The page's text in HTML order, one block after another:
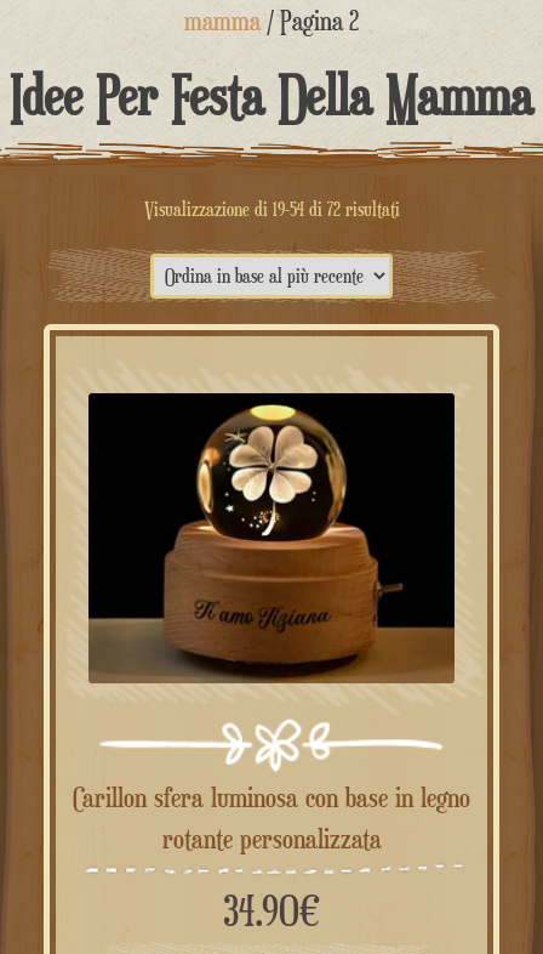
mamma/ Pagina 2
Idee Per Festa Della Mamma
Visualizzazione di 19-54 di 72 risultati
Carillon sfera luminosa con base in legno
rotante personalizzata
34.90€